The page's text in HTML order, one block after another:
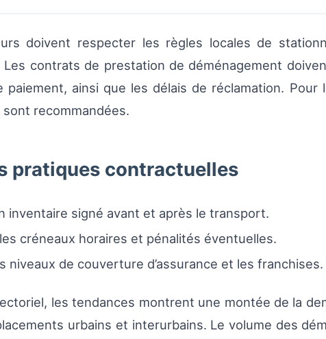
doivent respecter les règles locales de
Les contrats de prestation de déménagement
paiement, ainsi que les délais de réclamation.
recommandées.
pratiques contractuelles
inventaire signé avant et après le transport.
créneaux horaires et pénalités éventuelles.
niveaux de couverture d’assurance et les franchises.
les tendances montrent une montée de la
urbains et interurbains. Le volume des